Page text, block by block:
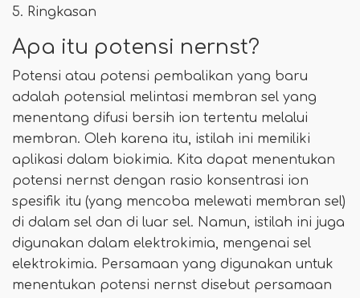
5. Ringkasan
Apa itu potensi nernst?
Potensi atau potensi pembalikan yang baru
adalah potensial melintasi membran sel yang
menentang difusi bersih ion tertentu melalui
membran. Oleh karena itu, istilah ini memiliki
aplikasi dalam biokimia. Kita dapat menentukan
potensi nernst dengan rasio konsentrasi ion
spesifik itu (yang mencoba melewati membran sel)
di dalam sel dan di luar sel. Namun, istilah ini juga
digunakan dalam elektrokimia, mengenai sel
elektrokimia. Persamaan yang digunakan untuk
menentukan potensi nernst disebut persamaan